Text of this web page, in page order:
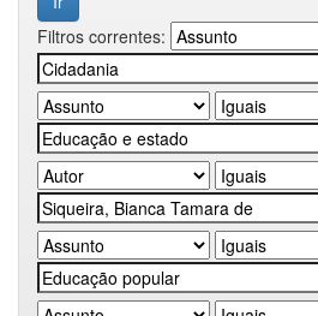
Filtros correntes: